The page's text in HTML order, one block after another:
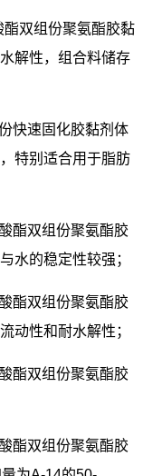
双组份聚氨酯胶黏
解性，组合料储存
快速固化胶黏剂体
特别适合用于脂肪
酯双组份聚氨酯胶
水的稳定性较强；
酯双组份聚氨酯胶
动性和耐水解性；
酯双组份聚氨酯胶
酯双组份聚氨酯胶